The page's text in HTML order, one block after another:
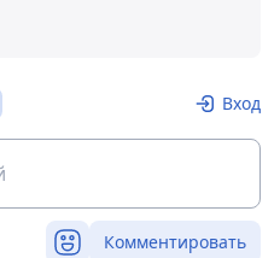
Вход
Комментировать